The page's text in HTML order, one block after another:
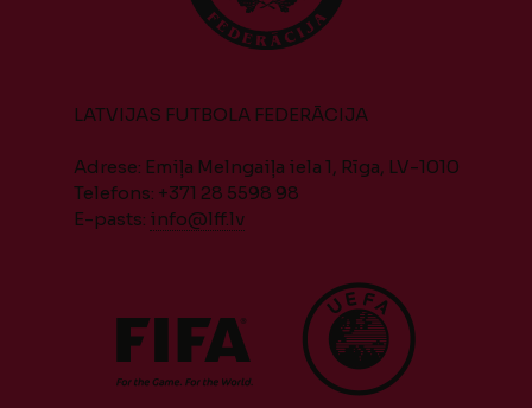
LATVIJAS FUTBOLA FEDERĀCIJA
Adrese: Emiļa Melngaiļa iela 1, Rīga, LV-1010
Telefons: +371 28 5598 98
E-pasts: info@lff.lv